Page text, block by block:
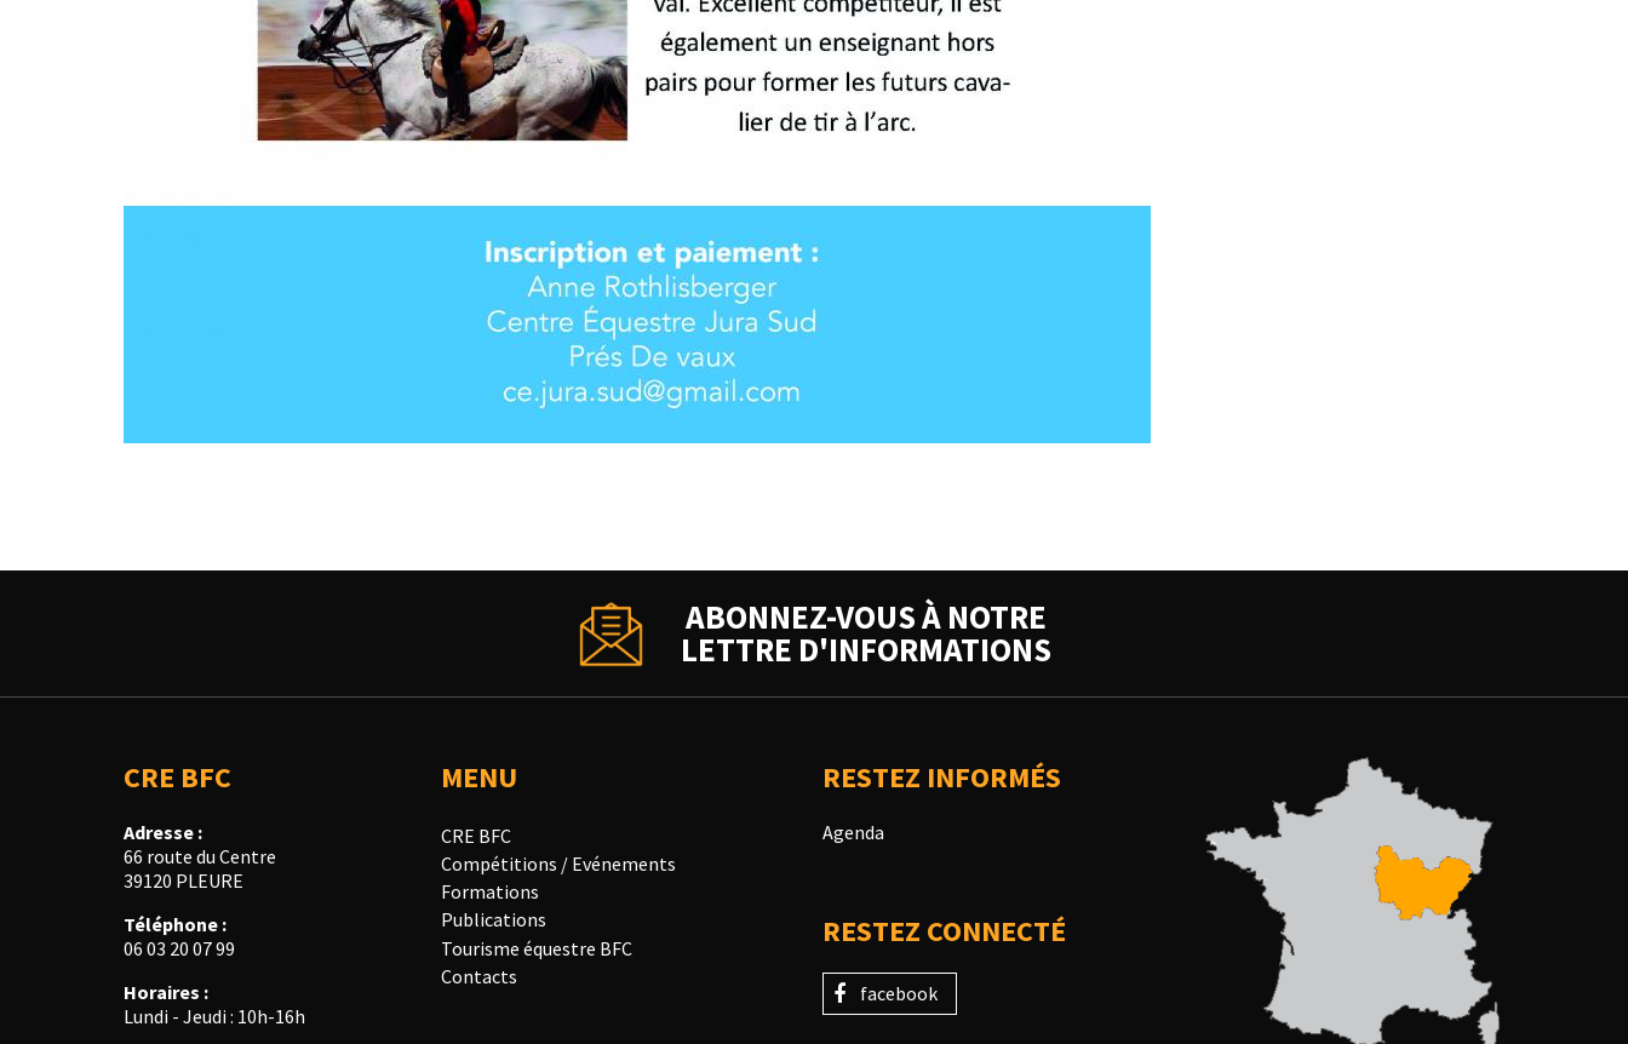
ABONNEZ-VOUS À NOTRE
LETTRE D'INFORMATIONS
CRE BFC
Adresse :
66 route du Centre
39120 PLEURE
Téléphone :
06 03 20 07 99
Horaires :
Lundi - Jeudi : 10h-16h
MENU
CRE BFC
Compétitions / Evénements
Formations
Publications
Tourisme équestre BFC
Contacts
RESTEZ INFORMÉS
Agenda
RESTEZ CONNECTÉ
facebook